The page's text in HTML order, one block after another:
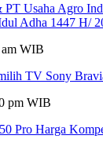
Usaha Agro
Adha 1447 H/
WIB
TV Sony
pm WIB
Pro Harga